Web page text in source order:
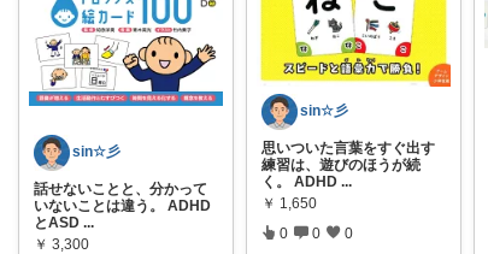
sin☆彡
話せないことと、分かって
いないことは違う。 ADHD
とASD ...
￥ 3,300
sin☆彡
思いついた言葉をすぐ出す
練習は、遊びのほうが続
く。 ADHD ...
￥ 1,650
0 0 0